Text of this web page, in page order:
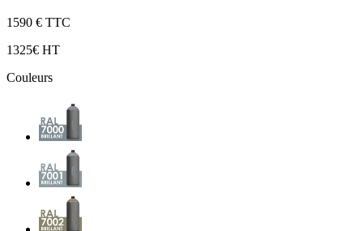
1590 € TTC
1325€ HT
Couleurs